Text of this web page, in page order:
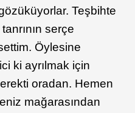
Teşbihte
serçe
Öylesine
ki ayrılmak için
oradan. Hemen
mağarasından